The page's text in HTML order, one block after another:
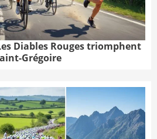
Diables Rouges triomphent
Grégoire